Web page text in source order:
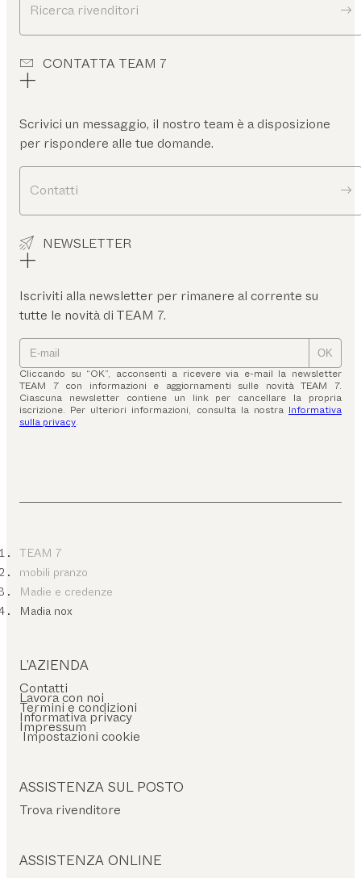
Ricerca rivenditori
CONTATTA TEAM 7
Scrivici un messaggio, il nostro team è a disposizione
per rispondere alle tue domande.
Contatti
NEWSLETTER
Iscriviti alla newsletter per rimanere al corrente su
tutte le novità di TEAM 7.
OK
Cliccando su “OK”, acconsenti a ricevere via e-mail la newsletter
TEAM 7 con informazioni e aggiornamenti sulle novità TEAM 7.
Ciascuna newsletter contiene un link per cancellare la propria
iscrizione. Per ulteriori informazioni, consulta la nostra Informativa
sulla privacy.
TEAM 7
mobili pranzo
Madie e credenze
Madia nox
L’AZIENDA
Contatti
Lavora con noi
Termini e condizioni
Informativa privacy
Impressum
Impostazioni cookie
ASSISTENZA SUL POSTO
Trova rivenditore
ASSISTENZA ONLINE